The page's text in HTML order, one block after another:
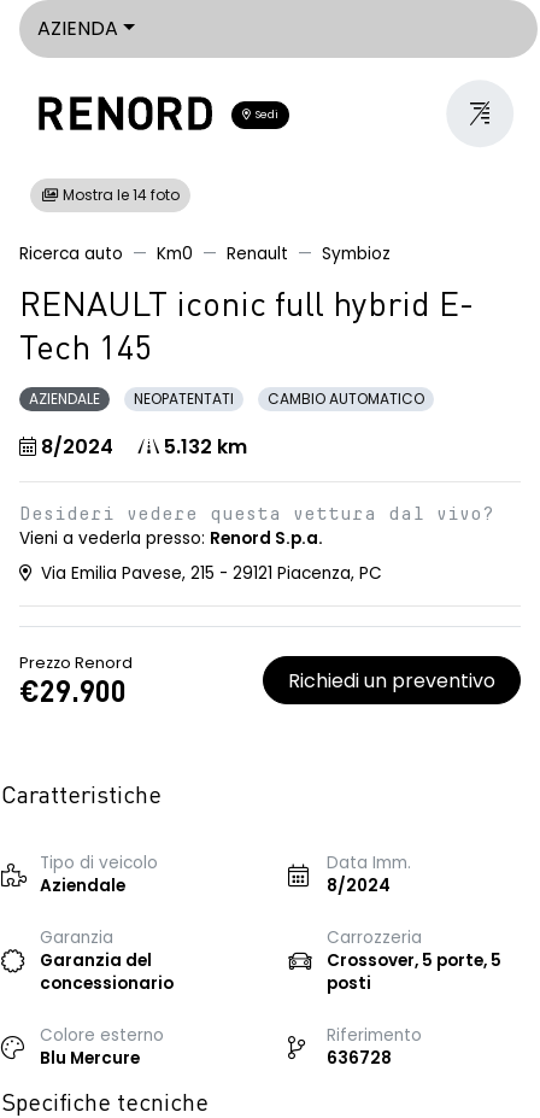
AZIENDA
Sedi
Mostra le 14 foto
Ricerca auto Km0 Renault Symbioz
RENAULT iconic full hybrid E-
Tech 145
AZIENDALE NEOPATENTATI CAMBIO AUTOMATICO
8/2024 5.132 km
Desideri vedere questa vettura dal vivo?
Vieni a vederla presso: Renord S.p.a.
Via Emilia Pavese, 215 - 29121 Piacenza, PC
Prezzo Renord
€29.900 Richiedi un preventivo
Caratteristiche
Tipo di veicolo
Aziendale
Data Imm.
8/2024
Garanzia
Garanzia del
concessionario
Carrozzeria
Crossover, 5 porte, 5
posti
Colore esterno
Blu Mercure
Riferimento
636728
Specifiche tecniche